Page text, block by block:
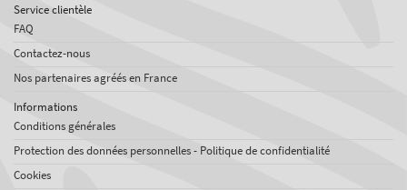
Service clientèle
FAQ
Contactez-nous
Nos partenaires agréés en France
Informations
Conditions générales
Protection des données personnelles - Politique de confidentialité
Cookies